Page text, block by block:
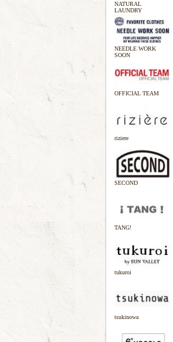
NATURAL
LAUNDRY
NEEDLE WORK
SOON
OFFICIAL TEAM
riziere
SECOND
TANG!
tukuroi
tsukinowa